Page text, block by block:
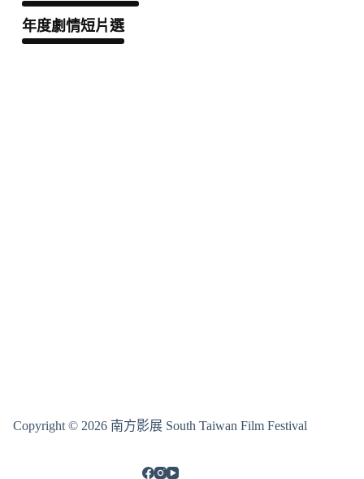
年度劇情短片選
Copyright © 2026 南方影展 South Taiwan Film Festival